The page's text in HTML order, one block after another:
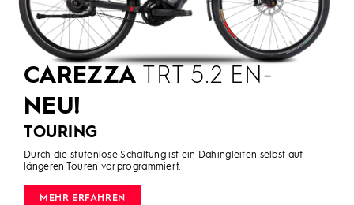
CAREZZA TRT 5.2 EN-
NEU!
TOURING
Durch die stufenlose Schaltung ist ein Dahingleiten selbst auf
längeren Touren vorprogrammiert.
MEHR ERFAHREN